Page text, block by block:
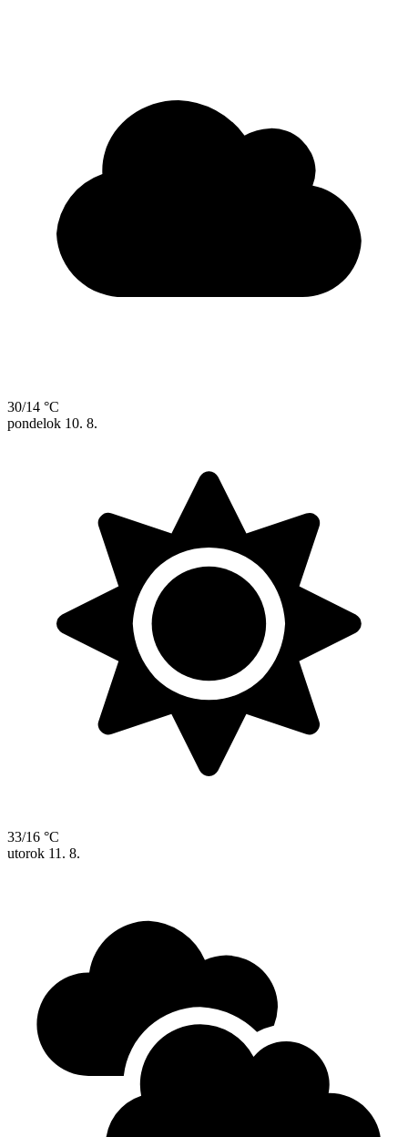
30/14 °C
pondelok 10. 8.
33/16 °C
utorok 11. 8.